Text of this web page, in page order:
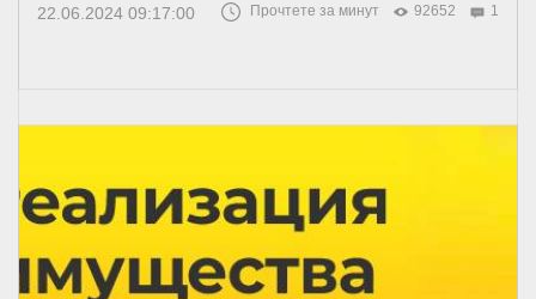
22.06.2024 09:17:00 Прочтете за минут 92652 1